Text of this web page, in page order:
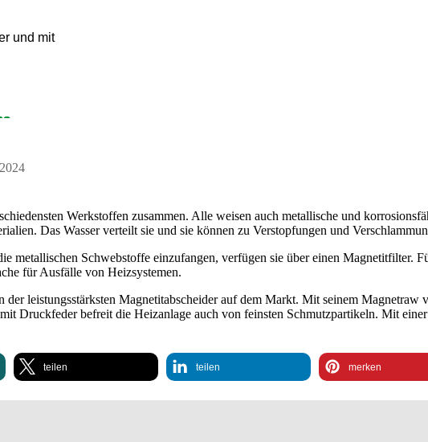
und mit
und mit
und mit
Werkstoffen zusammen. Alle weisen auch metallische und
Das Wasser verteilt sie und sie können zu Verstopfungen und
metallischen Schwebstoffe einzufangen, verfügen sie über einen Magnetitfilter.
für Ausfälle von Heizsystemen.
leistungsstärksten Magnetitabscheider auf dem Markt. Mit seinem
Druckfeder befreit die Heizanlage auch von feinsten Schmutzpartikeln. Mit
teilen teilen merken